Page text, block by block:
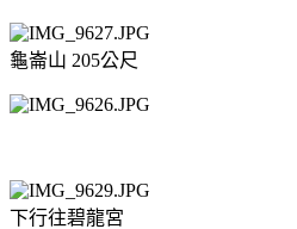
龜崙山 205公尺
下行往碧龍宮